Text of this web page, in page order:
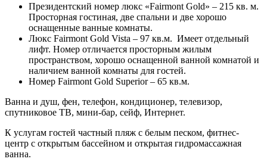
Президентский номер люкс «Fairmont Gold» – 215 кв. м.
Просторная гостиная, две спальни и две хорошо
оснащенные ванные комнаты.
Люкс Fairmont Gold Vista – 97 кв.м. Имеет отдельный
лифт. Номер отличается просторным жилым
пространством, хорошо оснащенной ванной комнатой и
наличием ванной комнаты для гостей.
Номер Fairmont Gold Superior – 65 кв.м.
Ванна и душ, фен, телефон, кондиционер, телевизор,
спутниковое ТВ, мини-бар, сейф, Интернет.
К услугам гостей частный пляж с белым песком, фитнес-
центр с открытым бассейном и открытая гидромассажная
ванна.